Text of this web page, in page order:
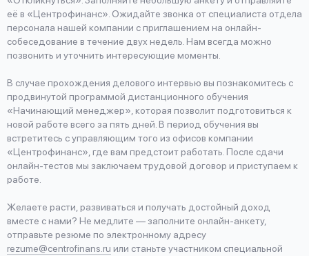
её в «Центрофинанс». Ожидайте звонка от специалиста отдела
персонала нашей компании с приглашением на онлайн-
собеседование в течение двух недель. Нам всегда можно
позвонить и уточнить интересующие моменты.
В случае прохождения делового интервью вы познакомитесь с
продвинутой программой дистанционного обучения
«Начинающий менеджер», которая позволит подготовиться к
новой работе всего за пять дней. В период обучения вы
встретитесь с управляющим того из офисов компании
«Центрофинанс», где вам предстоит работать. После сдачи
онлайн-тестов мы заключаем трудовой договор и приступаем к
работе.
Желаете расти, развиваться и получать достойный доход
вместе с нами? Не медлите — заполните онлайн-анкету,
отправьте резюме по электронному адресу
rezume@centrofinans.ru или станьте участником специальной